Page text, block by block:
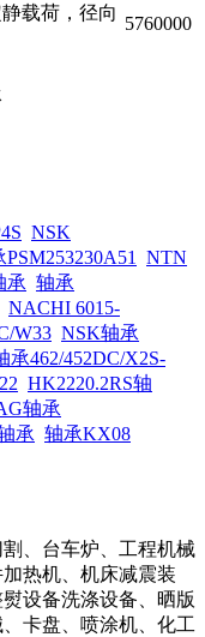
载荷，径向
5760000
NSK
PSM253230A51
NTN
承 轴承
NACHI 6015-
W33 NSK轴承
承462/452DC/X2S-
HK2220.2RS轴
轴承
承 轴承KX08
、台车炉、工程机械
热机、机床减震装
设备洗涤设备、晒版
卡盘、喷涂机、化工